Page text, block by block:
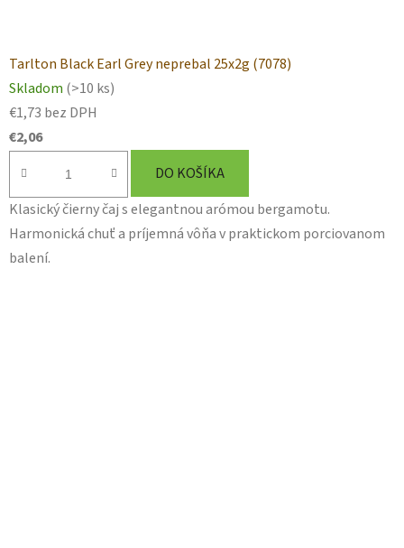
Tarlton Black Earl Grey neprebal 25x2g (7078)
Skladom (>10 ks)
€1,73 bez DPH
€2,06
DO KOŠÍKA
Klasický čierny čaj s elegantnou arómou bergamotu.
Harmonická chuť a príjemná vôňa v praktickom porciovanom
balení.